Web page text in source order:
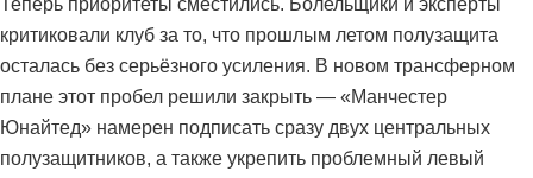
Теперь приоритеты сместились. Болельщики и эксперты
критиковали клуб за то, что прошлым летом полузащита
осталась без серьёзного усиления. В новом трансферном
плане этот пробел решили закрыть — «Манчестер
Юнайтед» намерен подписать сразу двух центральных
полузащитников, а также укрепить проблемный левый